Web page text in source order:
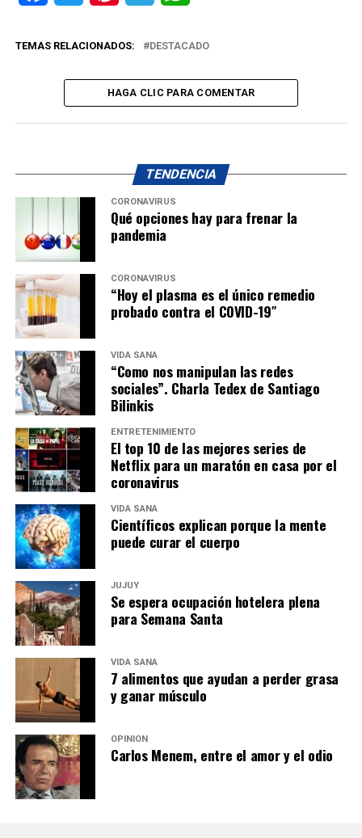
TEMAS RELACIONADOS: DESTACADO
HAGA CLIC PARA COMENTAR
TENDENCIA
CORONAVIRUS
Qué opciones hay para frenar la
pandemia
CORONAVIRUS
“Hoy el plasma es el único remedio
probado contra el COVID-19″
VIDA SANA
“Como nos manipulan las redes
sociales”. Charla Tedex de Santiago
Bilinkis
ENTRETENIMIENTO
El top 10 de las mejores series de
Netflix para un maratón en casa por el
coronavirus
VIDA SANA
Científicos explican porque la mente
puede curar el cuerpo
JUJUY
Se espera ocupación hotelera plena
para Semana Santa
VIDA SANA
7 alimentos que ayudan a perder grasa
y ganar músculo
OPINIÓN
Carlos Menem, entre el amor y el odio